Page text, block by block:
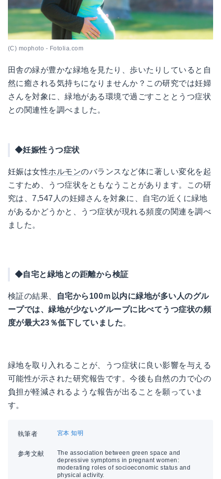
(C) mophoto - Fotolia.com
田舎の緑が豊かな緑地を見たり、歩いたりしていると自
然に癒される気持ちになりませんか？この研究では妊婦
さんを対象に、緑地がある環境で過ごすこととうつ症状
との関連性を調べました。
◆妊娠性うつ症状
妊娠は女性ホルモンのバランスなど体に著しい変化を起
こすため、うつ症状をともなうことがあります。この研
究は、7,547人の妊婦さんを対象に、自宅の近くに緑地
があるかどうかと、うつ症状が現れる頻度の関連を調べ
ました。
◆自宅と緑地との距離から検証
検証の結果、
自宅から100ｍ以内に緑地が多い人のグル
ープでは、緑地が少ないグループに比べてうつ症状の頻
度が最大23％低下していました。
緑地を取り入れることが、うつ症状に良い影響を与える
可能性が示された研究報告です。今後も自然の力で心の
負担が軽減されるような報告が出ることを願っていま
す。
執筆者 宮本 知明
参考文献
The association between green space and
depressive symptoms in pregnant women:
moderating roles of socioeconomic status and
physical activity.